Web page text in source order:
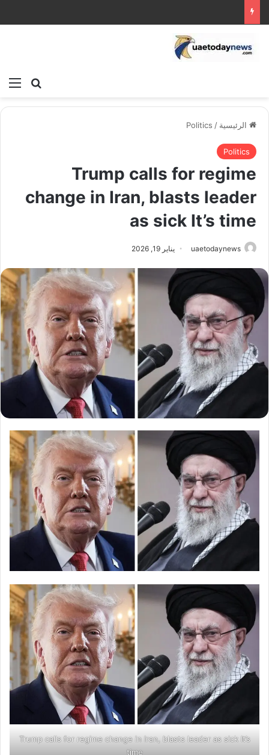
بحث
الرئيسية /
Politics
Politics
Trump calls for regime
change in Iran, blasts leader
as sick It’s time
uaetodaynews يناير 19, 2026
Trump calls for regime change in Iran, blasts leader as sick It’s
time